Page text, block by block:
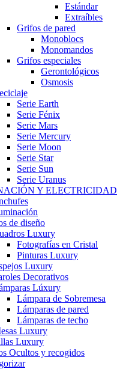
Estándar
Extraíbles
Grifos de pared
Monoblocs
Monomandos
Grifos especiales
Gerontológicos
Osmosis
Serie Earth
Serie Fénix
Serie Mars
Serie Mercury
Serie Moon
Serie Star
Serie Sun
Serie Uranus
Y ELECTRICIDAD
de diseño
Luxury
Fotografías en Cristal
Pinturas Luxury
Luxury
Decorativos
Lúxury
Lámpara de Sobremesa
Lámparas de pared
Lámparas de techo
Luxury
Luxury
Ocultos y recogidos